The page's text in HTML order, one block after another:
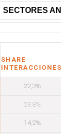
SECTORES
SHARE
22,3%
23,8%
14,2%